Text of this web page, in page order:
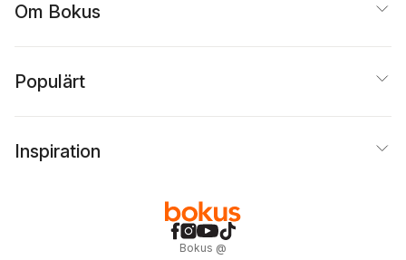
Om Bokus
Populärt
Inspiration
Bokus @